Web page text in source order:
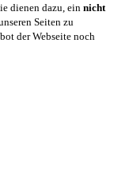
dienen dazu, ein nicht
Seiten zu
der Webseite noch